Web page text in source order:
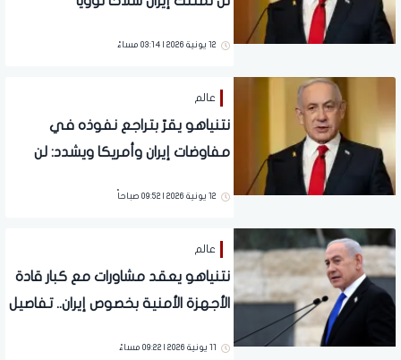
12 يونية 2026 | 03:14 مساءً
عالم
نتنياهو يقرّ بتراجع نفوذه في
مفاوضات إيران وأمريكا ويشدد: لن
12 يونية 2026 | 09:52 صباحاً
عالم
نتنياهو يعقد مشاورات مع كبار قادة
الأجهزة الأمنية بخصوص ‎إيران.. تفاصيل
11 يونية 2026 | 09:22 مساءً